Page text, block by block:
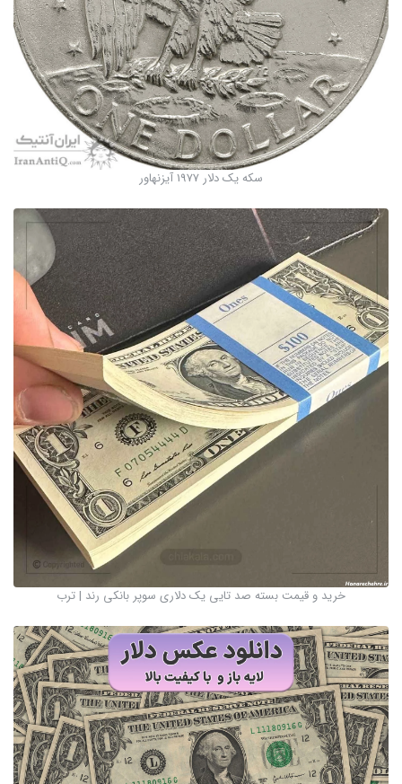
سکه یک دلار 1977 آیزنهاور
خرید و قیمت بسته صد تایی یک دلاری سوپر بانکی رند | ترب